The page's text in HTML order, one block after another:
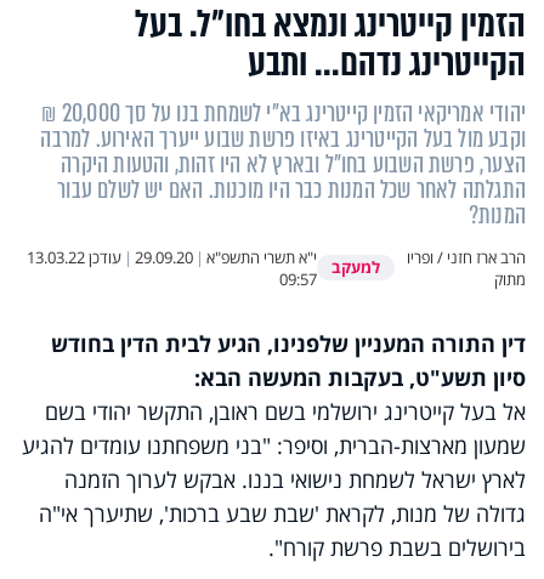
הזמין קייטרינג ונמצא בחו"ל. בעל
הקייטרינג נדהם... ותבע
יהודי אמריקאי הזמין קייטרינג בא"י לשמחת בנו על סך 20,000 ₪
וקבע מול בעל הקייטרינג באיזו פרשת שבוע ייערך האירוע. למרבה
הצער, פרשת השבוע בחו"ל ובארץ לא היו זהות, והטעות היקרה
התגלתה לאחר שכל המנות כבר היו מוכנות. האם יש לשלם עבור
המנות?
הרב ארז חזני / ופריו
מתוק
למעקב י"א תשרי התשפ"א |
29.09.20
| עודכן13.03.22
09:57
דין התורה המעניין שלפנינו, הגיע לבית הדין בחודש
סיון תשע"ט, בעקבות המעשה הבא:
אל בעל קייטרינג ירושלמי בשם ראובן, התקשר יהודי בשם
שמעון מארצות-הברית, וסיפר: "בני משפחתנו עומדים להגיע
לארץ ישראל לשמחת נישואי בננו. אבקש לערוך הזמנה
גדולה של מנות, לקראת 'שבת שבע ברכות', שתיערך אי"ה
בירושלים בשבת פרשת קורח".